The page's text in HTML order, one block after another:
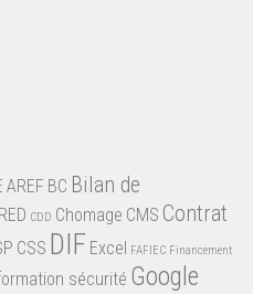
AREF BC Bilan de
CDD Chomage CMS Contrat
CSS DIF Excel FAFIEC Financement
sécurité Google